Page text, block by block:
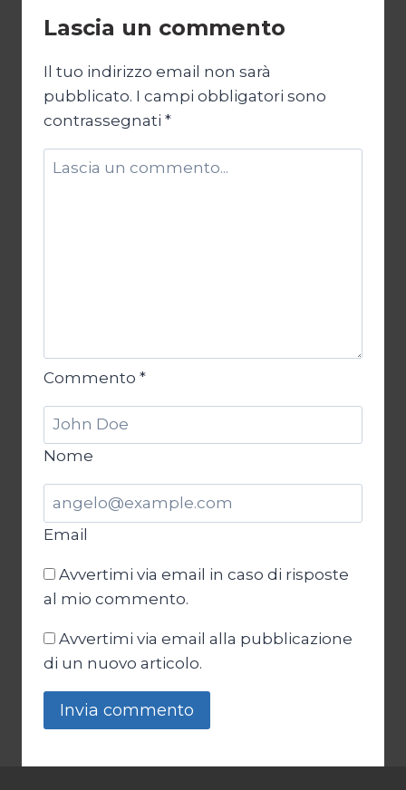
Lascia un commento
Il tuo indirizzo email non sarà
pubblicato. I campi obbligatori sono
contrassegnati *
Commento *
Nome
Email
Avvertimi via email in caso di risposte
al mio commento.
Avvertimi via email alla pubblicazione
di un nuovo articolo.